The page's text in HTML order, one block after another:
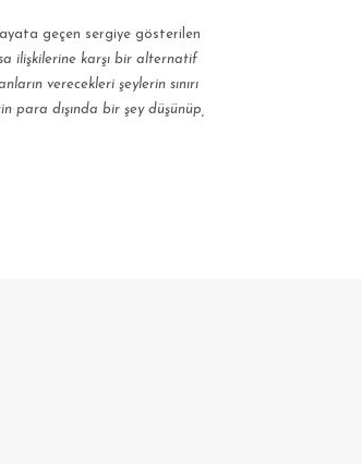
geçen sergiye gösterilen
ilişkilerine karşı bir alternatif
verecekleri şeylerin sınırı
para dışında bir şey düşünüp,